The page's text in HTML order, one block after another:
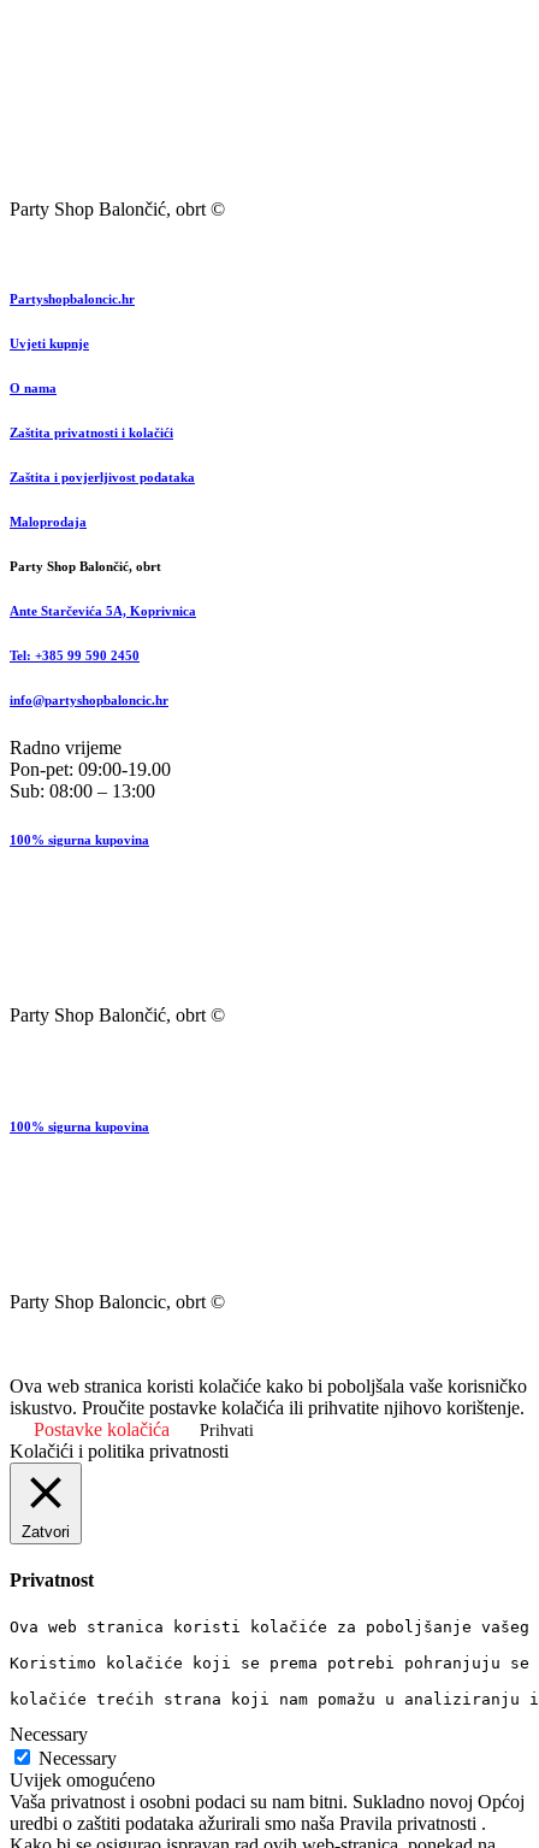
Party Shop Balončić, obrt ©
Partyshopbaloncic.hr
Uvjeti kupnje
O nama
Zaštita privatnosti i kolačići
Zaštita i povjerljivost podataka
Maloprodaja
Party Shop Balončić, obrt
Ante Starčevića 5A, Koprivnica
Tel: +385 99 590 2450
info@partyshopbaloncic.hr
Radno vrijeme
Pon-pet: 09:00-19.00
Sub: 08:00 – 13:00
100% sigurna kupovina
Party Shop Balončić, obrt ©
100% sigurna kupovina
Party Shop Baloncic, obrt ©
Ova web stranica koristi kolačiće kako bi poboljšala vaše korisničko
iskustvo. Proučite postavke kolačića ili prihvatite njihovo korištenje.
Postavke kolačića
Prihvati
Kolačići i politika privatnosti
Zatvori
Privatnost
Ova web stranica koristi kolačiće za poboljšanje
Koristimo kolačiće koji se prema potrebi pohranjuju
kolačiće trećih strana koji nam pomažu u
Necessary
Necessary
Uvijek omogućeno
Vaša privatnost i osobni podaci su nam bitni. Sukladno novoj Općoj
uredbi o zaštiti podataka ažurirali smo naša Pravila privatnosti .